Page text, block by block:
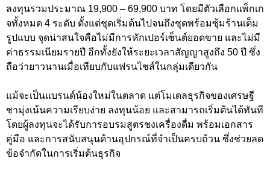
ลงทุนรวมประมาณ 19,900 – 69,900 บาท โดยมีตัวเลือกแพ็กเก
จทั้งหมด 4 ระดับ ตั้งแต่ชุดเริ่มต้นไปจนถึงชุดพร้อมซุ้มร้านเต็ม
รูปแบบ จุดน่าสนใจคือไม่มีการหักเปอร์เซ็นต์ยอดขาย และไม่มี
ค่าธรรมเนียมรายปี อีกทั้งยังให้ระยะเวลาสัญญาสูงถึง 50 ปี ซึ่ง
ถือว่ายาวนานเมื่อเทียบกับแฟรนไชส์ในกลุ่มเดียวกัน
แม้จะเป็นแบรนด์น้องใหม่ในตลาด แต่โมเดลธุรกิจของเศรษฐี
ชามุ่งเน้นความเรียบง่าย ลงทุนน้อย และสามารถเริ่มต้นได้ทันที
โดยผู้ลงทุนจะได้รับการอบรมสูตรชงเครื่องดื่ม พร้อมเอกสาร
คู่มือ และการสนับสนุนด้านอุปกรณ์ที่จำเป็นครบถ้วน ซึ่งช่วยลด
ข้อจำกัดในการเริ่มต้นธุรกิจ